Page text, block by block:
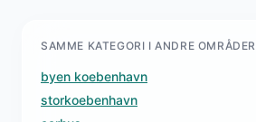
SAMME KATEGORI I ANDRE OMRÅDER
byen koebenhavn
storkoebenhavn